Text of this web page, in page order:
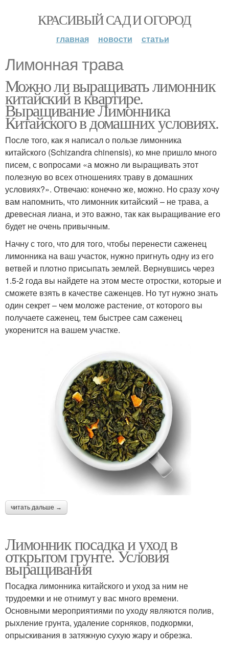
КРАСИВЫЙ САД И ОГОРОД
главная новости статьи
Лимонная трава
Можно ли выращивать лимонник
китайский в квартире.
Выращивание Лимонника
Китайского в домашних условиях.
После того, как я написал о пользе лимонника
китайского (Schizandra chinensis), ко мне пришло много
писем, с вопросами «а можно ли выращивать этот
полезную во всех отношениях траву в домашних
условиях?». Отвечаю: конечно же, можно. Но сразу хочу
вам напомнить, что лимонник китайский – не трава, а
древесная лиана, и это важно, так как выращивание его
будет не очень привычным.
Начну с того, что для того, чтобы перенести саженец
лимонника на ваш участок, нужно пригнуть одну из его
ветвей и плотно присыпать землей. Вернувшись через
1.5-2 года вы найдете на этом месте отростки, которые и
сможете взять в качестве саженцев. Но тут нужно знать
один секрет – чем моложе растение, от которого вы
получаете саженец, тем быстрее сам саженец
укоренится на вашем участке.
читать дальше →
Лимонник посадка и уход в
открытом грунте. Условия
выращивания
Посадка лимонника китайского и уход за ним не
трудоемки и не отнимут у вас много времени.
Основными мероприятиями по уходу являются полив,
рыхление грунта, удаление сорняков, подкормки,
опрыскивания в затяжную сухую жару и обрезка.